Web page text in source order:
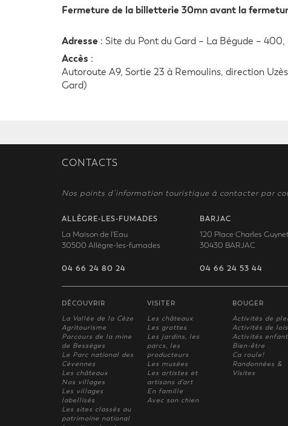
Fermeture de la billetterie 30mn avant la
Adresse : Site du Pont du Gard – La Bégude –
Accès :
Autoroute A9, Sortie 23 à Remoulins, direction
Gard)
CONTACTS
Nos points d’information touristique à contacter par
ALLÈGRE-LES-FUMADES
La Maison de l'Eau
30500 Allègre-les-fumades
04 66 24 80 24
BARJAC
120 Place Charles
30430 BARJAC
04 66 24 53 44
DÉCOUVRIR
La Vallée de la Cèze
Agritourisme
Parcours de la mine
de Bessèges
Le Parc national des
Cévennes
Les châteaux
Nos villages
Les villages
labellisés
Les sites classés au
patrimoine national
VISITER
Les châteaux
Les grottes
Les jardins, les
parcs, les
producteurs
Les musées
Les artistes et
artisans d'art
En famille
Avec son chien
BOUGER
Activités de
Activités de
Activités
Bien-être
Ca roule!
Randonnées &
Visites